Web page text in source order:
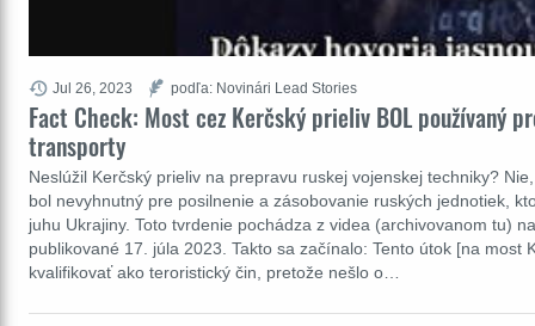
Fact Check: Most cez Kerčský prieliv BOL používaný
transporty
Neslúžil Kerčský prieliv na prepravu ruskej vojenskej techniky?
bol nevyhnutný pre posilnenie a zásobovanie ruských jednotiek,
juhu Ukrajiny. Toto tvrdenie pochádza z videa (archivovanom tu)
publikované 17. júla 2023. Takto sa začínalo: Tento útok [na most
kvalifikovať ako teroristický čin, pretože nešlo o…
Jul 26, 2023 podľa: Novinári Lead Stories